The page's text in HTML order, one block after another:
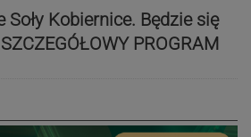
Soły Kobiernice. Będzie się
PROGRAM